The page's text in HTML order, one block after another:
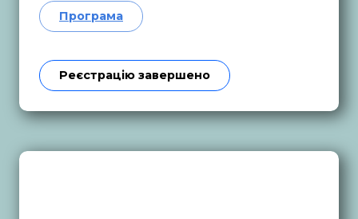
Програма
Реєстрацію завершено